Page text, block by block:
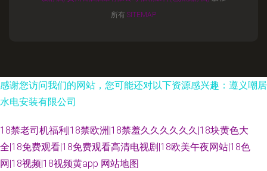
所有 SITEMAP
感谢您访问我们的网站，您可能还对以下资源感兴趣：遵义嘲居
水电安装有限公司
18禁老司机福利|18禁欧洲|18禁羞久久久久久久|18块黄色大
全|18免费观看|18免费观看高清电视剧|18欧美午夜网站|18色
网|18视频|18视频黄app 网站地图